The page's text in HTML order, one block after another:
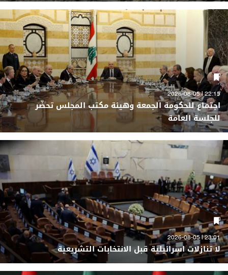
22:15 | 2026-08-05
اجتماع للحكومة الجمعة وهيئة مكتب المجلس تحضّر
للجلسة العامة
23:01 | 2026-08-05
لا تنازلات اسرائيلية قبل الانتخابات التشريعية